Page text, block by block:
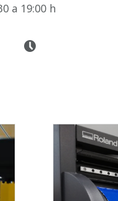
a 19:00 h